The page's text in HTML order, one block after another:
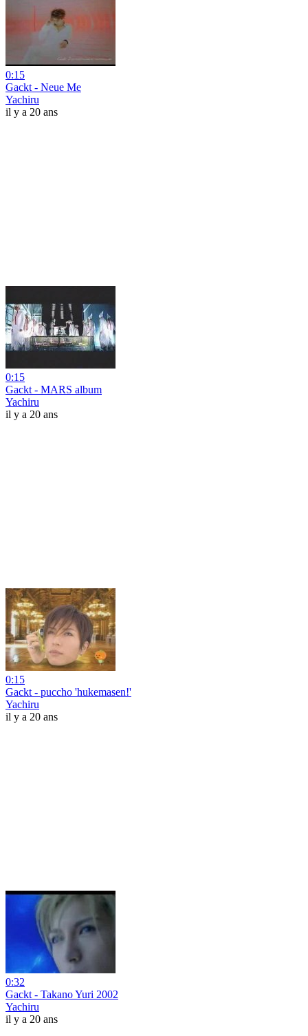
0:15
Gackt - Neue Me
Yachiru
il y a 20 ans
0:15
Gackt - MARS album
Yachiru
il y a 20 ans
0:15
Gackt - puccho 'hukemasen!'
Yachiru
il y a 20 ans
0:32
Gackt - Takano Yuri 2002
Yachiru
il y a 20 ans